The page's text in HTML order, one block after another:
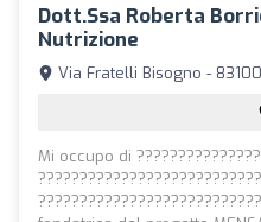
Dott.ssa Roberta
Nutrizione
Via Fratelli Bisogno -
Mi occupo di